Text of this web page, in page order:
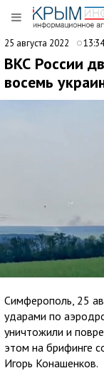
25 августа 2022 13:34
ВКС России
восемь
Симферополь, 25
ударами по
уничтожили и
этом на брифинге
Игорь Конашенков.